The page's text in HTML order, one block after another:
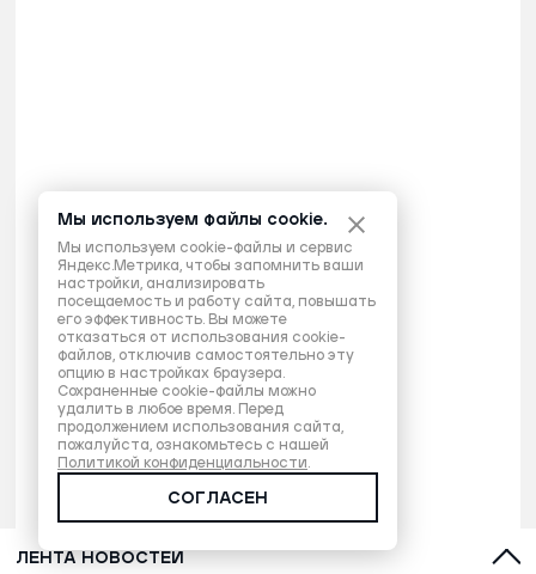
ЛЕНТА НОВОСТЕЙ
Мы используем файлы cookie.
Мы используем cookie-файлы и сервис
Яндекс.Метрика, чтобы запомнить ваши
настройки, анализировать
посещаемость и работу сайта, повышать
его эффективность. Вы можете
отказаться от использования cookie-
файлов, отключив самостоятельно эту
опцию в настройках браузера.
Сохраненные cookie-файлы можно
удалить в любое время. Перед
продолжением использования сайта,
пожалуйста, ознакомьтесь с нашей
Политикой конфиденциальности.
СОГЛАСЕН